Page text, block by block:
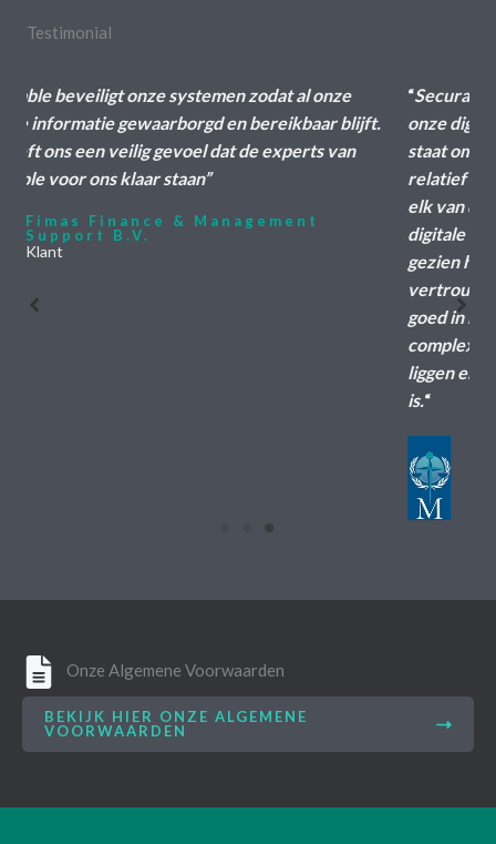
Testimonial​
“Securable heeft ons geassisteerd bij beveiliging van
onze digitale kantooromgeving. Daarbij was hij goed in
staat om rekening te houden met het feit dat wij een
relatief kleine en informele organisatie zijn met voor
elk van de leden ruimte voor eigen invulling van de
digitale ruimte en omgeving en dan zo veilig mogelijk,
gezien het feit dat wij voor onze clienten vaak met
vertrouwelijke gegevens omgaan. Securable is ook
goed in het voor niet techneuten duidelijk maken van
complexe materie en aangeven waar de echte risico’s
liggen en wat daar op een passende wijze aan te doen
Maquis Belastingadviseurs Fusies & Overnames
Onze Algemene Voorwaarden
BEKIJK HIER ONZE ALGEMENE
VOORWAARDEN